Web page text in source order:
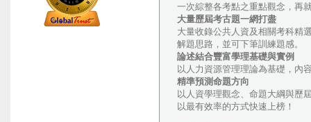
一次綜整各考點之重點觀念，再
大量歷屆考古題一網打盡
大量收錄公共人資及相關考科精
解題思路，並可下筆訓練題感。
論述結合豐富學理基礎與實例
以人力資源管理理論為基礎，內
精準預測命題方向
以人資學理觀念、命題大綱與歷
以最有效率的方式快速上榜！